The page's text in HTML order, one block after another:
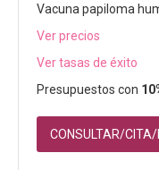
Vacuna papiloma
Ver precios
Ver tasas de éxito
Presupuestos con
CONSULTAR/